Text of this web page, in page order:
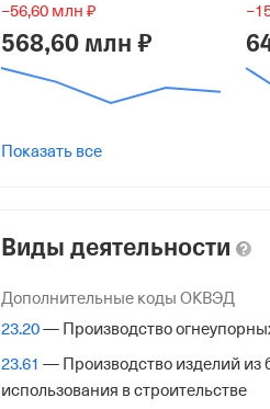
143909, Московская обл. гор. О.
Щелковское, Влд. 100, стр. 1
500101001
Регистрация ФНС
−56,60 млн ₽
568,60 млн ₽
Показать все
Виды деятельности
Дополнительные коды ОКВЭД
23.20— Производство
23.61 — Производство изделий из
использования в строительстве